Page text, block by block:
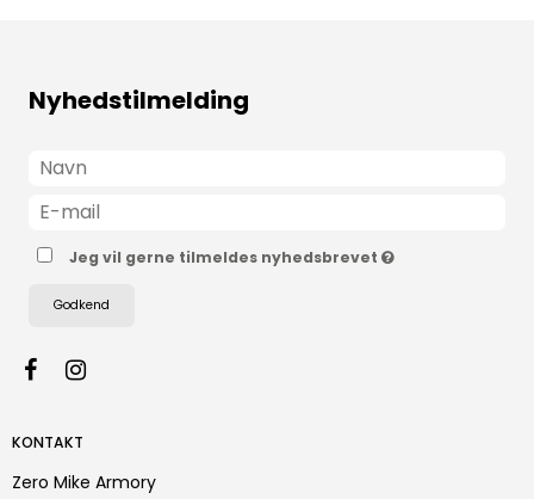
Nyhedstilmelding
Jeg vil gerne tilmeldes nyhedsbrevet
Godkend
KONTAKT
Zero Mike Armory